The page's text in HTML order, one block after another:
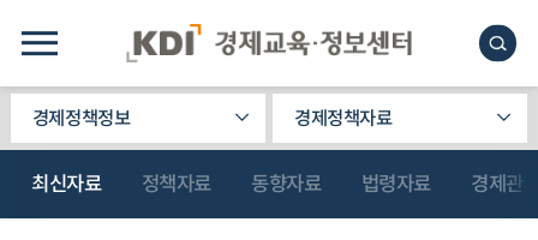
경제정책정보 경제정책자료
최신자료 정책자료 동향자료 법령자료 경제관